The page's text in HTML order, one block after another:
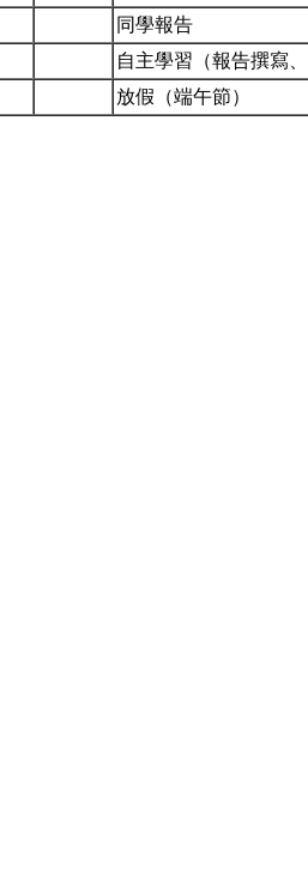
同學報告
自主學習（報告撰寫
放假（端午節）